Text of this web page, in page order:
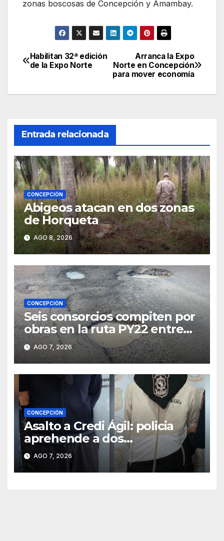
zonas boscosas de Concepción y Amambay.
Navegación
Arranca la Expo
Norte en Concepción
para mover economía
Habilitan 32ª edición
de la Expo Norte
Entrada relacionada
CONCEPCIÓN
Abigeos atacan en dos zonas
de Horqueta
AGO 8, 2026
CONCEPCIÓN
Seis consorcios compiten por
obras en la ruta PY22 entre
Concepción y Vallemí
AGO 7, 2026
CONCEPCIÓN
Asalto a Credi Ágil: policia
aprehende a dos
sospechosos e incauta
evidencias en Concepción
AGO 7, 2026